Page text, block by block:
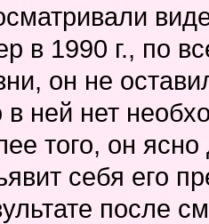
в 1990 г., по
он не
в ней нет
того, он
себя его
после